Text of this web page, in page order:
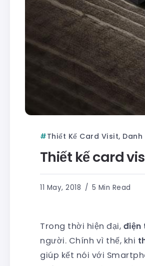
Thiết Kế Card Visit, Danh
Thiết kế card
11 May, 2018 5 Min Read
Trong thời hiện đại, điện
người. Chính vì thế, khi
giúp kết nói với